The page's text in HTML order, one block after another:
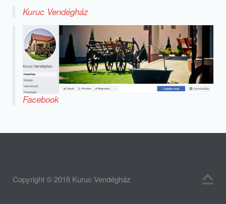
Kuruc Vendégház
Facebook
Copyright © 2016 Kuruc Vendégház